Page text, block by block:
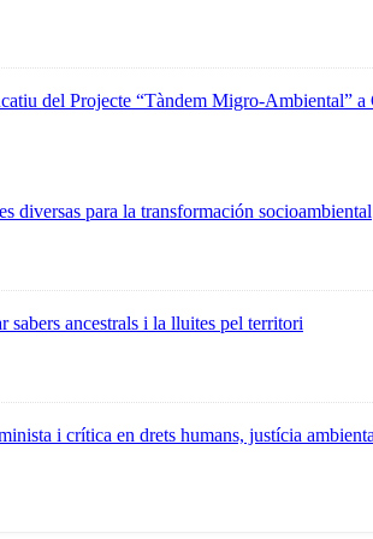
del Projecte “Tàndem Migro-Ambiental”
diversas para la transformación socioambiental
sabers ancestrals i la lluites pel territori
i crítica en drets humans, justícia